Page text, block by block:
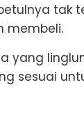
tak
membeli.
yang
sesuai